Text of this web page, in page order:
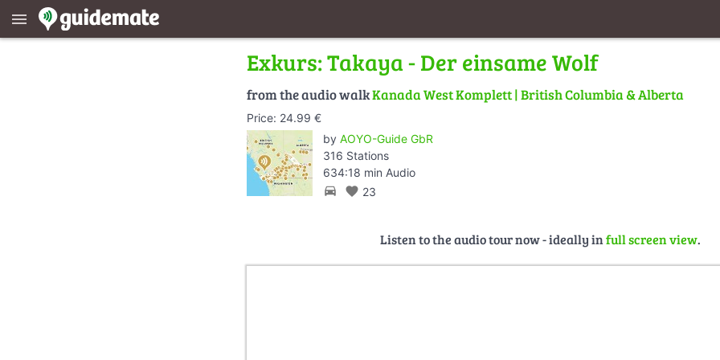
menu
Exkurs: Takaya - Der einsame Wolf
from the audio walkKanada West Komplett | British Columbia & Alberta
Price: 24.99 €
by AOYO-Guide GbR
316 Stations
634:18 min Audio
directions_car favorite 23
Listen to the audio tour now - ideally infull screen view.